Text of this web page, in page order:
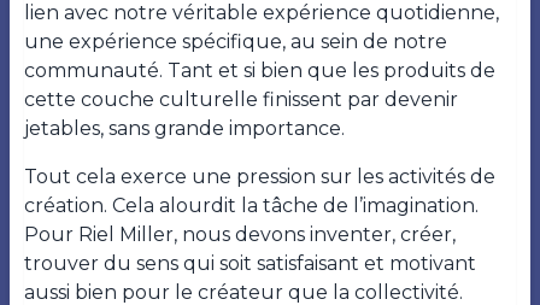
lien avec notre véritable expérience quotidienne,
une expérience spécifique, au sein de notre
communauté. Tant et si bien que les produits de
cette couche culturelle finissent par devenir
jetables, sans grande importance.
Tout cela exerce une pression sur les activités de
création. Cela alourdit la tâche de l’imagination.
Pour Riel Miller, nous devons inventer, créer,
trouver du sens qui soit satisfaisant et motivant
aussi bien pour le créateur que la collectivité.